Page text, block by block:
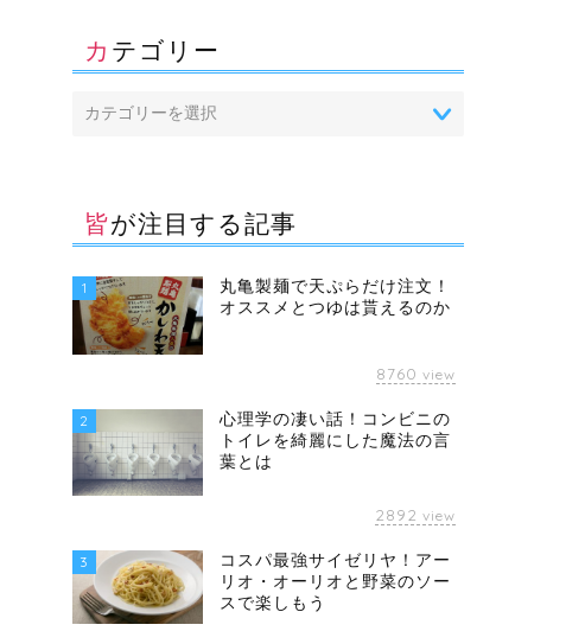
カテゴリー
皆が注目する記事
1
丸亀製麺で天ぷらだけ注文！
オススメとつゆは貰えるのか
8760 view
2
心理学の凄い話！コンビニの
トイレを綺麗にした魔法の言
葉とは
2892 view
3
コスパ最強サイゼリヤ！アー
リオ・オーリオと野菜のソー
スで楽しもう